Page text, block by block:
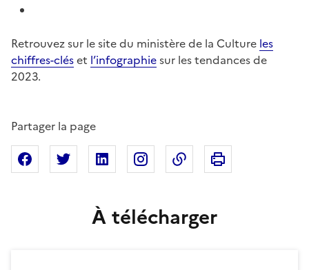
Retrouvez sur le site du ministère de la Culture les
chiffres-cléset l’infographiesur les tendances de
2023.
Partager la page
Partager sur Facebook
Partager sur XPartager sur Linkedin
Partager sur Instagram
Copier dans le
Imprimer cette
À télécharger